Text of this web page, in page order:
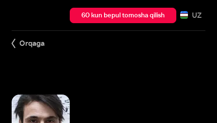
60 kun bepul tomosha qilish UZ
Orqaga